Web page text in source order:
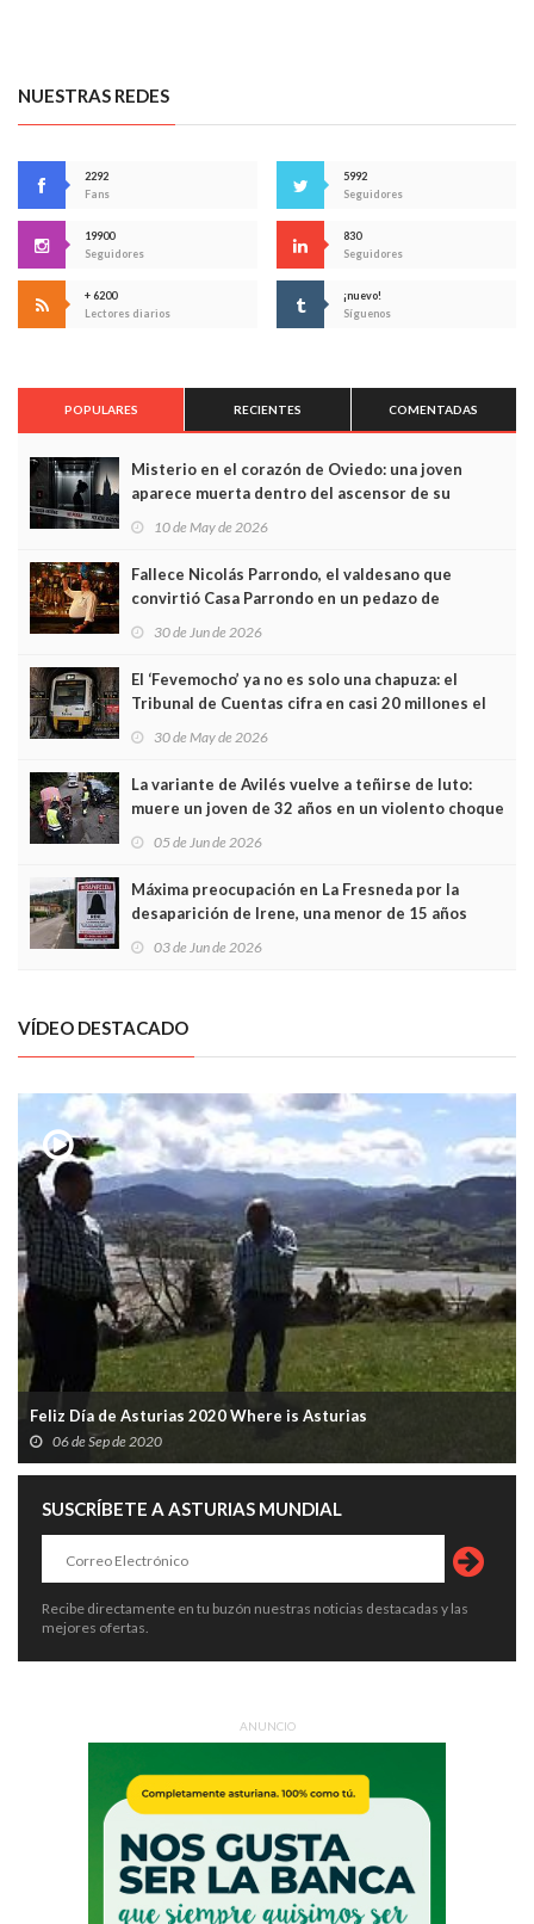
NUESTRAS REDES
2292
Fans
5992
Seguidores
19900
Seguidores
830
Seguidores
+ 6200
Lectores diarios
¡nuevo!
Síguenos
POPULARES RECIENTES COMENTADAS
Misterio en el corazón de Oviedo: una joven
aparece muerta dentro del ascensor de su
edificio y las cámaras captan sus últimos minutos
10 de May de 2026
Fallece Nicolás Parrondo, el valdesano que
convirtió Casa Parrondo en un pedazo de
Asturias en Madrid
30 de Jun de 2026
El ‘Fevemocho’ ya no es solo una chapuza: el
Tribunal de Cuentas cifra en casi 20 millones el
sobrecoste de los trenes que no cabían por los
30 de May de 2026
La variante de Avilés vuelve a teñirse de luto:
muere un joven de 32 años en un violento choque
frontal
05 de Jun de 2026
Máxima preocupación en La Fresneda por la
desaparición de Irene, una menor de 15 años
03 de Jun de 2026
VÍDEO DESTACADO
Feliz Día de Asturias 2020 Where is Asturias
06 de Sep de 2020
SUSCRÍBETE A ASTURIAS MUNDIAL
Recibe directamente en tu buzón nuestras noticias destacadas y las
mejores ofertas.
ANUNCIO